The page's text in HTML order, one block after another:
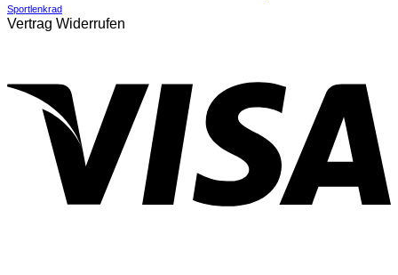
Sportlenkrad
Vertrag Widerrufen